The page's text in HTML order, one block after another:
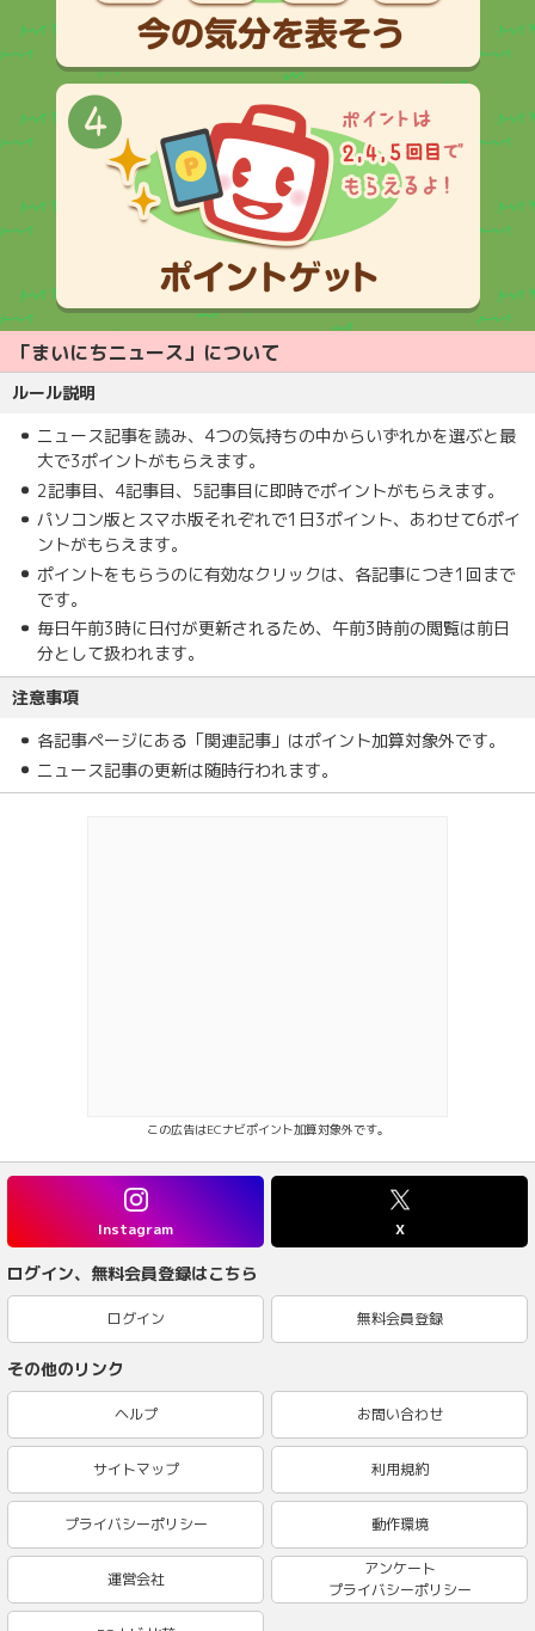
「まいにちニュース」について
ルール説明
ニュース記事を読み、4つの気持ちの中からいずれかを選ぶと最
大で3ポイントがもらえます。
2記事目、4記事目、5記事目に即時でポイントがもらえます。
パソコン版とスマホ版それぞれで1日3ポイント、あわせて6ポイ
ントがもらえます。
ポイントをもらうのに有効なクリックは、各記事につき1回まで
です。
毎日午前3時に日付が更新されるため、午前3時前の閲覧は前日
分として扱われます。
注意事項
各記事ページにある「関連記事」はポイント加算対象外です。
ニュース記事の更新は随時行われます。
この広告はECナビポイント加算対象外です。
Instagram X
ログイン、無料会員登録はこちら
ログイン 無料会員登録
その他のリンク
ヘルプ お問い合わせ
サイトマップ 利用規約
プライバシーポリシー 動作環境
運営会社
アンケート
プライバシーポリシー